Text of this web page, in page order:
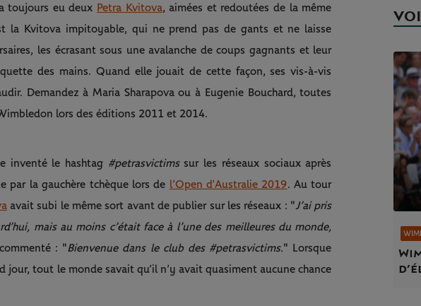
toujours eu deux Petra Kvitova, aimées et redoutées de la même
la Kvitova impitoyable, qui ne prend pas de gants et ne laisse
les écrasant sous une avalanche de coups gagnants et leur
des mains. Quand elle jouait de cette façon, ses vis-à-vis
Demandez à Maria Sharapova ou à Eugenie Bouchard, toutes
lors des éditions 2011 et 2014.
inventé le hashtag #petrasvictimssur les réseaux sociaux après
par la gauchère tchèque lors de l’Open d’Australie 2019. Au tour
avait subi le même sort avant de publier sur les réseaux : "J’ai pris
mais au moins c’était face à l’une des meilleures du monde,
: "Bienvenue dans le club des #petrasvictims." Lorsque
jour, tout le monde savait qu’il n’y avait quasiment aucune chance